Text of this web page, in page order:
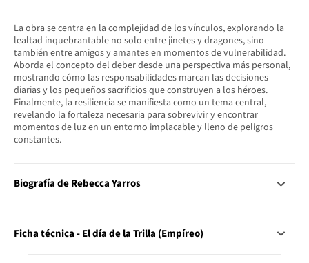
La obra se centra en la complejidad de los vínculos, explorando la
lealtad inquebrantable no solo entre jinetes y dragones, sino
también entre amigos y amantes en momentos de vulnerabilidad.
Aborda el concepto del deber desde una perspectiva más personal,
mostrando cómo las responsabilidades marcan las decisiones
diarias y los pequeños sacrificios que construyen a los héroes.
Finalmente, la resiliencia se manifiesta como un tema central,
revelando la fortaleza necesaria para sobrevivir y encontrar
momentos de luz en un entorno implacable y lleno de peligros
constantes.
Biografía de Rebecca Yarros
Ficha técnica - El día de la Trilla (Empíreo)